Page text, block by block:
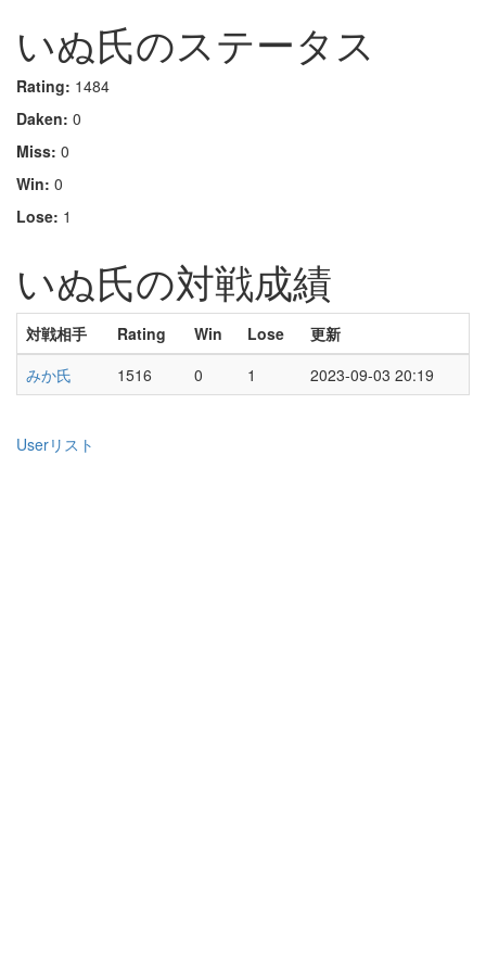
いぬ氏のステータス
Rating: 1484
Daken: 0
Miss: 0
Win: 0
Lose: 1
いぬ氏の対戦成績
対戦相手 Rating Win Lose
更新
みか氏
1516 0 1 2023-09-03 20:19
Userリスト